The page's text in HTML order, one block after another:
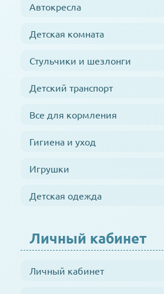
Автокресла
Детская комната
Стульчики и шезлонги
Детский транспорт
Все для кормления
Гигиена и уход
Игрушки
Детская одежда
Личный кабинет
Личный кабинет